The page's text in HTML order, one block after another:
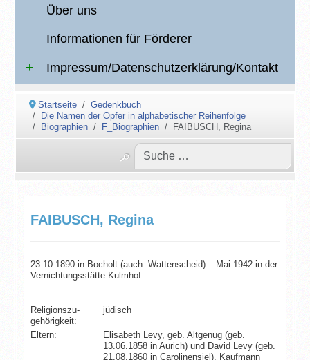
Über uns
Informationen für Förderer
Impressum/Datenschutzerklärung/Kontakt
Startseite
Gedenkbuch
Die Namen der Opfer in alphabetischer Reihenfolge
Biographien
F_Biographien FAIBUSCH, Regina
FAIBUSCH, Regina
23.10.1890 in Bocholt (auch: Wattenscheid) – Mai 1942 in der
Vernichtungsstätte Kulmhof
Religionszu­
gehörigkeit:
jüdisch
Eltern:
Elisabeth Levy, geb. Altgenug (geb.
13.06.1858 in Aurich) und David Levy (geb.
21.08.1860 in Carolinensiel), Kaufmann